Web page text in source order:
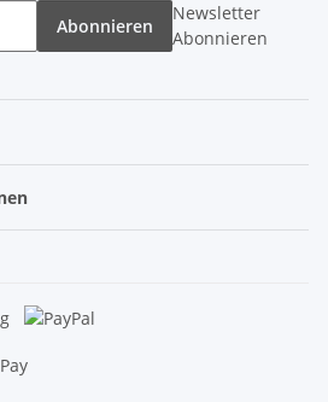
Abonnieren
Newsletter
Abonnieren